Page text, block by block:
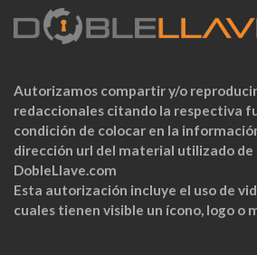
Autorizamos compartir y/o
redaccionales citando la respectiva
condición de colocar en la
dirección url del material utilizado
DobleLlave.com
Esta autorización incluye el uso de
cuales tienen visible un ícono, logo o